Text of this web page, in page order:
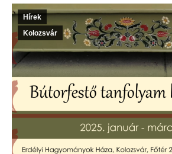
Hírek
Kolozsvár